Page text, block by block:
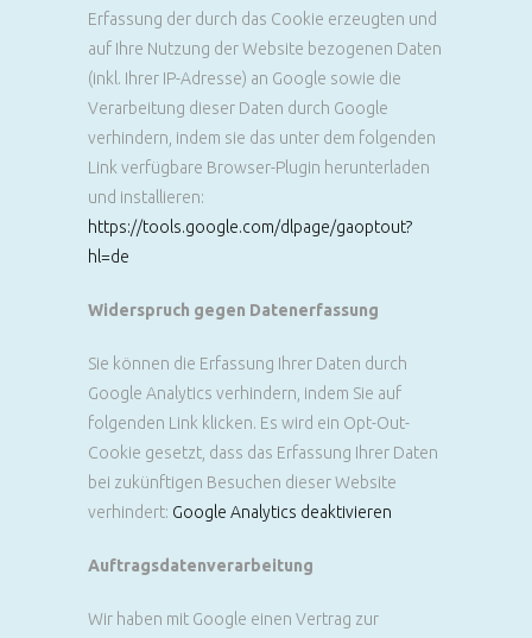
Erfassung der durch das Cookie erzeugten und
auf Ihre Nutzung der Website bezogenen Daten
(inkl. Ihrer IP-Adresse) an Google sowie die
Verarbeitung dieser Daten durch Google
verhindern, indem sie das unter dem folgenden
Link verfügbare Browser-Plugin herunterladen
und installieren:
https://tools.google.com/dlpage/gaoptout?
hl=de
Widerspruch gegen Datenerfassung
Sie können die Erfassung Ihrer Daten durch
Google Analytics verhindern, indem Sie auf
folgenden Link klicken. Es wird ein Opt-Out-
Cookie gesetzt, dass das Erfassung Ihrer Daten
bei zukünftigen Besuchen dieser Website
verhindert: Google Analytics deaktivieren
Auftragsdatenverarbeitung
Wir haben mit Google einen Vertrag zur